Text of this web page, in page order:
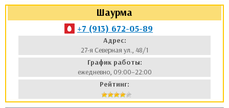
Шаурма
+7 (913) 672-05-89
Адрес:
27-я Северная ул., 48/1
График работы:
ежедневно, 09:00–22:00
Рейтинг: